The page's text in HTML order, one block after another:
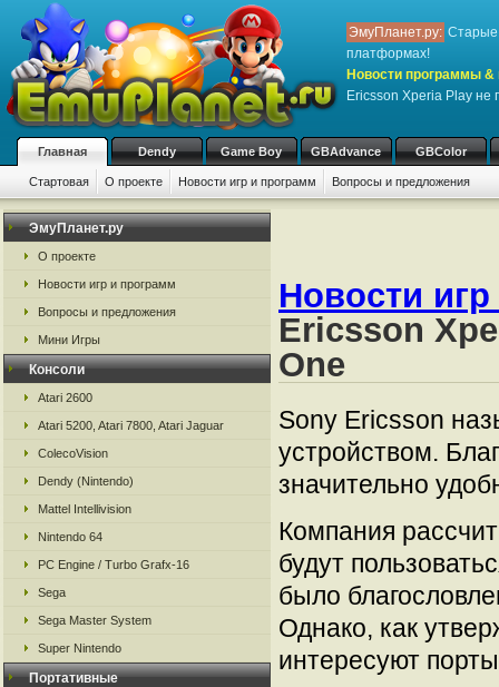
ЭмуПланет.ру: Старые
платформах!
Новости программы &
Ericsson Xperia Play не
Главная Dendy Game Boy GBAdvance GBColor
Стартовая О проекте Новости игр и программ Вопросы и предложения
ЭмуПланет.ру
О проекте
Новости игр и программ
Вопросы и предложения
Мини Игры
Консоли
Atari 2600
Atari 5200, Atari 7800, Atari Jaguar
ColecoVision
Dendy (Nintendo)
Mattel Intellivision
Nintendo 64
PC Engine / Turbo Grafx-16
Sega
Sega Master System
Super Nintendo
Портативные
Новости
Ericsson
One
Sony Ericsson
устройством.
значительно
Компания
будут
было
Однако, как
интересуют